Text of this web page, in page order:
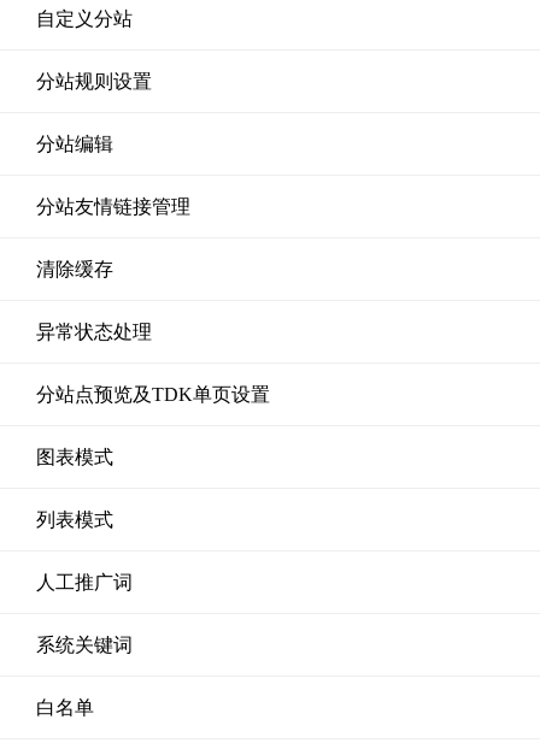
自定义分站
分站规则设置
分站编辑
分站友情链接管理
清除缓存
异常状态处理
分站点预览及TDK单页设置
图表模式
列表模式
人工推广词
系统关键词
白名单